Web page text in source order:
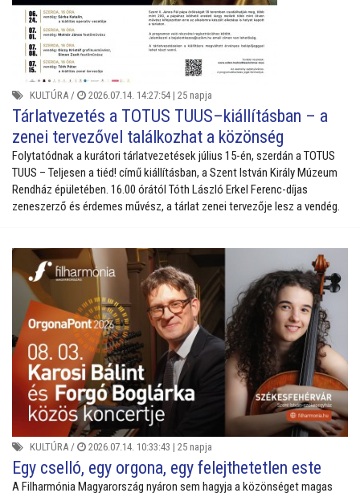
KULTÚRA / 2026.07.14. 14:27:54 | 25 napja
Tárlatvezetés a TOTUS TUUS–kiállításban – a
zenei tervezővel találkozhat a közönség
Folytatódnak a kurátori tárlatvezetések július 15-én, szerdán a TOTUS
TUUS – Teljesen a tiéd! című kiállításban, a Szent István Király Múzeum
Rendház épületében. 16.00 órától Tóth László Erkel Ferenc-díjas
zeneszerző és érdemes művész, a tárlat zenei tervezője lesz a vendég.
KULTÚRA / 2026.07.14. 10:33:43 | 25 napja
Egy cselló, egy orgona, egy felejthetetlen este
A Filharmónia Magyarország nyáron sem hagyja a közönséget magas